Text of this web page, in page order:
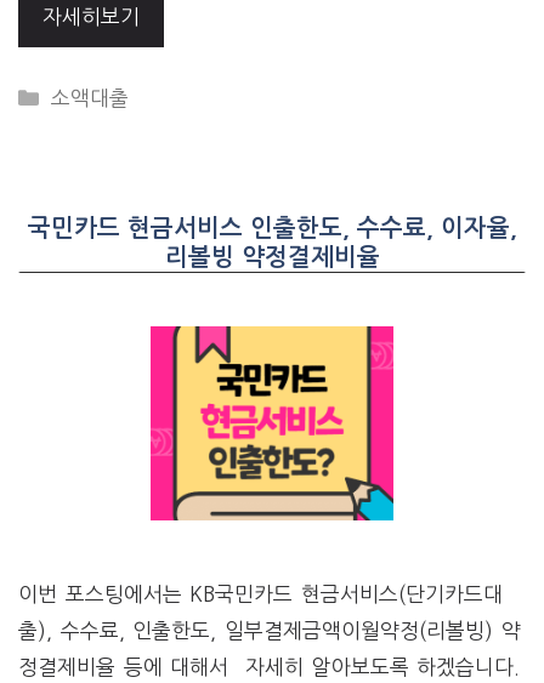
자세히보기
CATEGORIES
소액대출
국민카드 현금서비스 인출한도, 수수료, 이자율,
리볼빙 약정결제비율
이번 포스팅에서는 KB국민카드 현금서비스(단기카드대
출), 수수료, 인출한도, 일부결제금액이월약정(리볼빙) 약
정결제비율 등에 대해서 자세히 알아보도록 하겠습니다.